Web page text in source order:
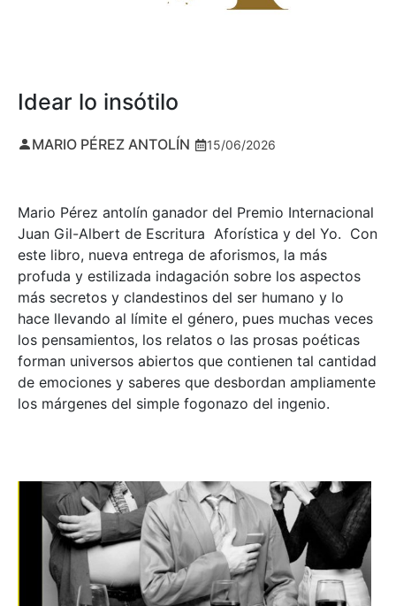
Idear lo insótilo
MARIO PÉREZ ANTOLÍN 15/06/2026
Mario Pérez antolín ganador del Premio Internacional
Juan Gil-Albert de Escritura Aforística y del Yo. Con
este libro, nueva entrega de aforismos, la más
profuda y estilizada indagación sobre los aspectos
más secretos y clandestinos del ser humano y lo
hace llevando al límite el género, pues muchas veces
los pensamientos, los relatos o las prosas poéticas
forman universos abiertos que contienen tal cantidad
de emociones y saberes que desbordan ampliamente
los márgenes del simple fogonazo del ingenio.